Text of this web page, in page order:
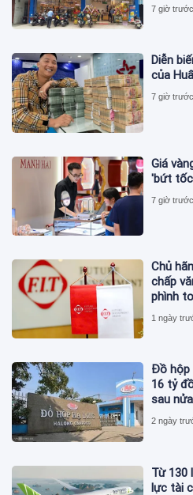
7 giờ trước
Diễn
của
7 giờ trước
Giá
'bứt
7 giờ trước
Chủ
chấp
phình
1 ngày
Đồ hộp
16 tỷ
sau
2 ngày
Từ 130
lực tài